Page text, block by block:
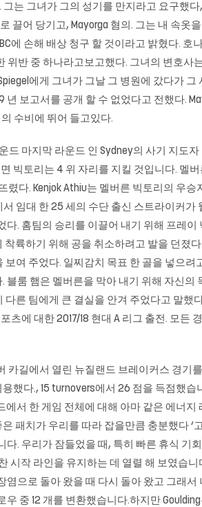
는 그녀가 그의 성기를 만지라고 요구했
끌어 당기고, Mayorga 혐의. 그는 내 속옷
에 손해 배상 청구 할 것이라고 밝혔다.
위반 중 하나라고보고했다. 그녀의 변호
에게 그녀가 그날 그 병원에 갔다가
보고서를 공개 할 수 없었다고 전했다.
수비에 뛰어 들고있다.
드 마지막 라운드 인 Sydney의 사기 지도
빅토리는 4 위 자리를 지킬 것입니다. 멜
다. Kenjok Athiu는 멜버른 빅토리의 우승
임대 한 25 세의 수단 출신 스트라이커
. 홈팀의 승리를 이끌어 내기 위해 프레
륙하기 위해 공을 취소하려고 발을 던졌다
여 주었다. 일찌감치 목표 한 골을 넣으
룸 햄은 멜버른을 막아 내기 위해 자신의
른 팀에게 큰 결실을 안겨 주었다고 말했
츠에 대한 2017/18 현대 A 리그 출전. 모든
카길에서 열린 뉴질랜드 브레이커스 경기
다., 15 turnovers에서 26 점을 득점했습
서 한 게임 전체에 대해 아마 같은 에너
패치가 우리를 따라 잡을만큼 충분했다 ‘
. 우리가 잠들었을 때, 특히 빠른 휴식 기
시작 라인을 유지하는 데 열렬 해 보였습
으로 돌아 왔을 때 다시 돌아 왔고 그래
중 12 개를 변환했습니다.하지만